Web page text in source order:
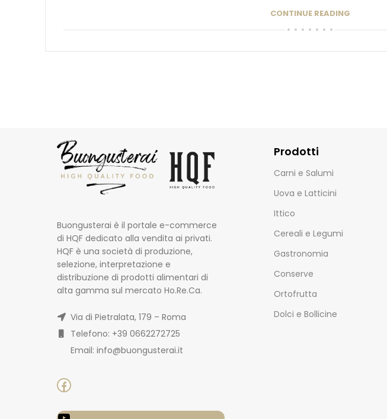
CONTINUE READING
Buongusterai è il portale e-commerce
di HQF dedicato alla vendita ai privati.
HQF è una società di produzione,
selezione, interpretazione e
distribuzione di prodotti alimentari di
alta gamma sul mercato Ho.Re.Ca.
Via di Pietralata, 179 – Roma
Telefono: +39 0662272725
Email: info@buongusterai.it
Prodotti
Carni e Salumi
Uova e Latticini
Ittico
Cereali e Legumi
Gastronomia
Conserve
Ortofrutta
Dolci e Bollicine